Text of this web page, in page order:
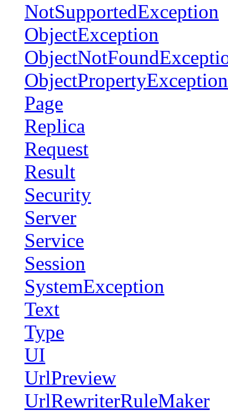
NotSupportedException
ObjectException
ObjectPropertyException
Page
Replica
Request
Result
Security
Server
Service
Session
SystemException
Text
Type
UI
UrlPreview
UrlRewriterRuleMaker